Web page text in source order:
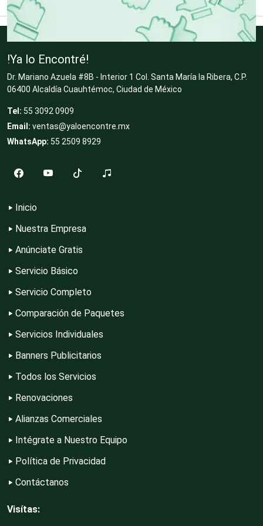
Clínicas de Rehabilitación
Clínicas y Hospitales
Clubes Deportivos
Cocinas Integrales
Compresores de aire
Computadoras
Contadores
Control de Plagas
!Ya lo Encontré!
Dr. Mariano Azuela #8B - Interior 1 Col. Santa María la Ribera, C.P.
06400 Alcaldía Cuauhtémoc, Ciudad de México
Tel: 55 3092 0909
Email: ventas@yaloencontre.mx
WhatsApp: 55 2509 8929
Inicio
Nuestra Empresa
Anúnciate Gratis
Servicio Básico
Servicio Completo
Comparación de Paquetes
Servicios Individuales
Banners Publicitarios
Todos los Servicios
Renovaciones
Alianzas Comerciales
Intégrate a Nuestro Equipo
Política de Privacidad
Contáctanos
Visítas: